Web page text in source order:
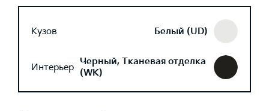
Кузов Белый (UD)
Интерьер Черный, Тканевая отделка
(WK)